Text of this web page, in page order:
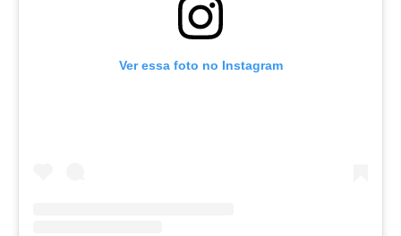
Ver essa foto no Instagram